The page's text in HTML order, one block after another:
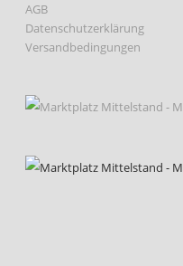
AGB
Datenschutzerklärung
Versandbedingungen